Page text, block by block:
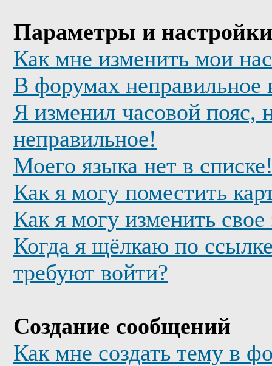
Параметры и настройки
Как мне изменить мои
В форумах неправильное
Я изменил часовой пояс,
неправильное!
Моего языка нет в
Как я могу поместить
Как я могу изменить свое
Когда я щёлкаю по
требуют войти?
Создание сообщений
Как мне создать тему в